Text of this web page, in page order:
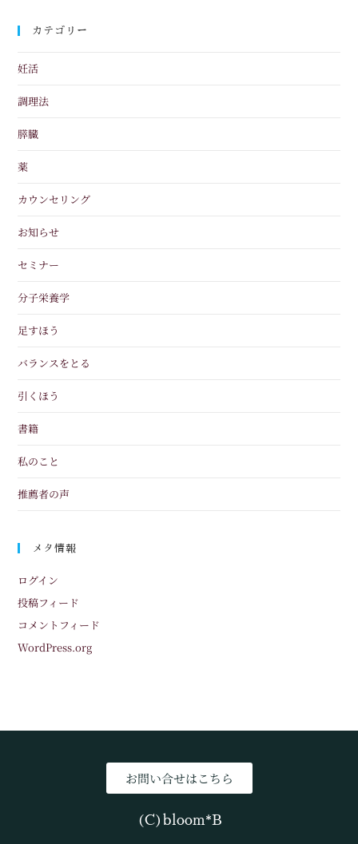
カテゴリー
妊活
調理法
膵臓
薬
カウンセリング
お知らせ
セミナー
分子栄養学
足すほう
バランスをとる
引くほう
書籍
私のこと
推薦者の声
メタ情報
ログイン
投稿フィード
コメントフィード
WordPress.org
お問い合せはこちら
(C)bloom*B